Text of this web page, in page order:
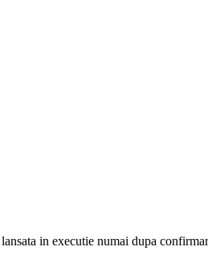
in executie numai dupa